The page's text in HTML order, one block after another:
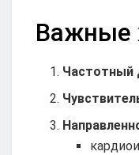
Важные
Частотный